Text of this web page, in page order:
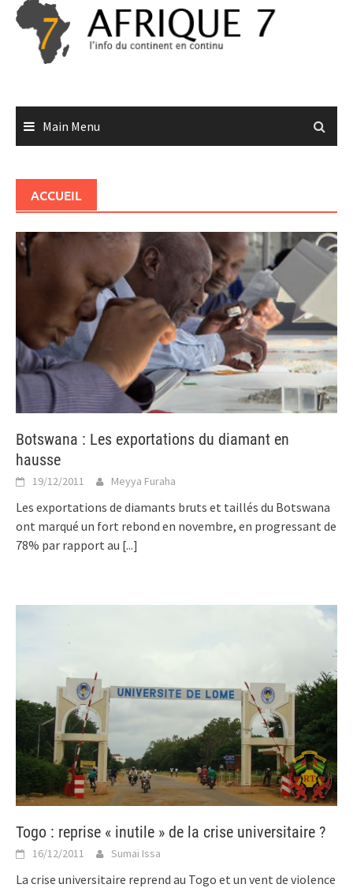
Skip
content
Main Menu
ACCUEIL
Botswana : Les exportations du diamant en
hausse
19/12/2011 Meyya Furaha
Les exportations de diamants bruts et taillés du Botswana
ont marqué un fort rebond en novembre, en progressant de
78% par rapport au [...]
Togo : reprise « inutile » de la crise universitaire ?
16/12/2011 Sumai Issa
La crise universitaire reprend au Togo et un vent de violence